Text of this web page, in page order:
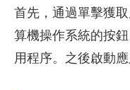
首先，通過單擊獲
算機操作系統的按
用程序。之後啟動應